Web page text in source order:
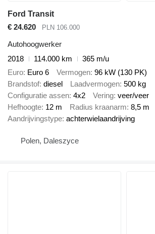
Ford Transit
€ 24.620
PLN 106.000
Autohoogwerker
2018
114.000 km
365 m/u
Euro Euro 6 Vermogen 96 kW (130 PK)
Brandstof diesel Laadvermogen 500 kg
Configuratie assen 4x2 Vering veer/veer
Hefhoogte 12 m Radius kraanarm 8,5 m
Aandrijvingstype achterwielaandrijving
Polen, Daleszyce